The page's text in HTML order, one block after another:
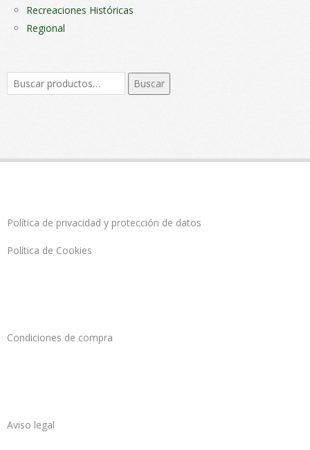
Recreaciones Históricas
Regional
Buscar
por:
Buscar
Política de privacidad y protección de datos
Política de Cookies
Condiciones de compra
Aviso legal